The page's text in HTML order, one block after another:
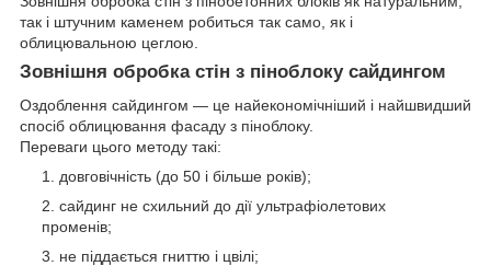
так і штучним каменем робиться так само, як і
облицювальною цеглою.
Зовнішня обробка стін з піноблоку сайдингом
Оздоблення сайдингом ― це найекономічніший і найшвидший
спосіб облицювання фасаду з піноблоку.
Переваги цього методу такі:
довговічність (до 50 і більше років);
сайдинг не схильний до дії ультрафіолетових
променів;
не піддається гниттю і цвілі;